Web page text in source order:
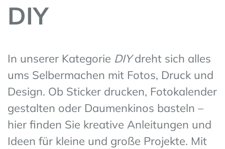
DIY
In unserer Kategorie DIYdreht sich alles
ums Selbermachen mit Fotos, Druck und
Design. Ob Sticker drucken, Fotokalender
gestalten oder Daumenkinos basteln –
hier finden Sie kreative Anleitungen und
Ideen für kleine und große Projekte. Mit